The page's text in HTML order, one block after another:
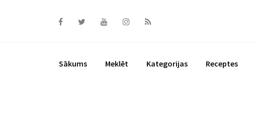
Sākums Meklēt Kategorijas Receptes